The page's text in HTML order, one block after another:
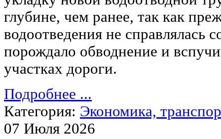
глубине, чем ранее, так как
водоотведения не справлялась
порождало обводнение и
участках дороги.
Подробнее ...
Категория: Экономика,
07 Июля 2026